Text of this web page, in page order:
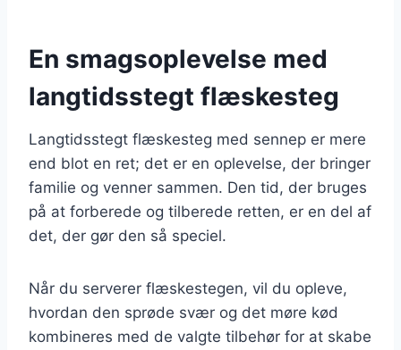
En smagsoplevelse med
langtidsstegt flæskesteg
Langtidsstegt flæskesteg med sennep er mere
end blot en ret; det er en oplevelse, der bringer
familie og venner sammen. Den tid, der bruges
på at forberede og tilberede retten, er en del af
det, der gør den så speciel.
Når du serverer flæskestegen, vil du opleve,
hvordan den sprøde svær og det møre kød
kombineres med de valgte tilbehør for at skabe